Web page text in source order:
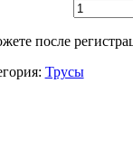
после
Трусы